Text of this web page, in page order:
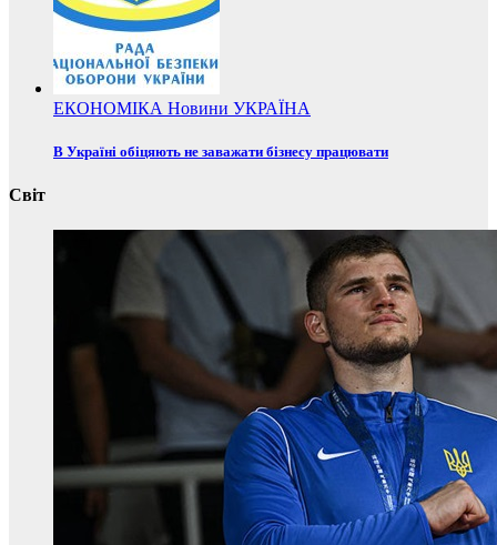
ЕКОНОМІКА Новини УКРАЇНА
В Україні обіцяють не заважати бізнесу працювати
Світ